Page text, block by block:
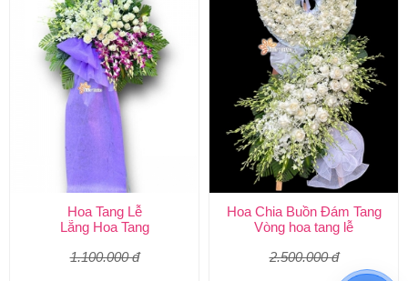
Hoa Tang Lễ
Lẵng Hoa Tang
1.100.000 đ
Hoa Chia Buồn Đám Tang
Vòng hoa tang lễ
2.500.000 đ